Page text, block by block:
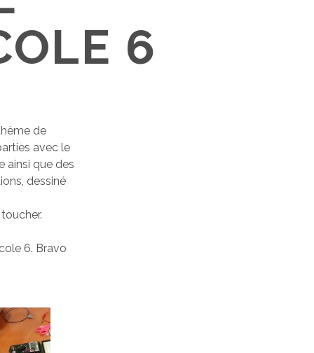
6
de
avec le
ainsi que des
dessiné
6. Bravo